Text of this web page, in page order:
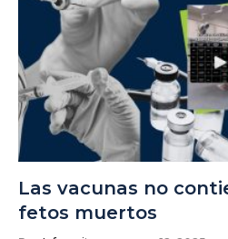
Las vacunas no
fetos muertos